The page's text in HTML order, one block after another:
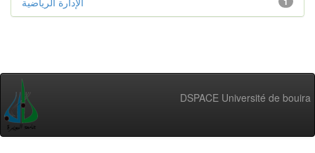
DSPACE Université de bouira